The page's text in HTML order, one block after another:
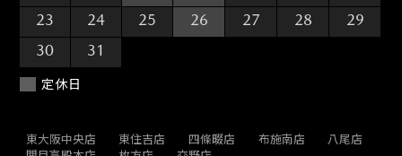
23
24 25 26 27 28
29
30
31
定休日
東大阪中央店 東住吉店 四條畷店 布施南店
八尾店